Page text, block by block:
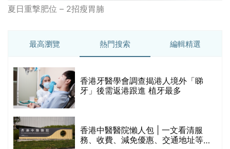
夏日重撃肥位 – 2招瘦胃腩
最高瀏覽 熱門搜索 編輯精選
香港牙醫學會調查揭港人境外「睇
牙」後需返港跟進 植牙最多
香港中醫醫院懶人包 | 一文看清服
務、收費、減免優惠、交通地址等